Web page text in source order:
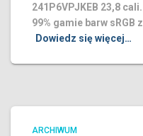
241P6VPJKEB 23,8
99% gamie barw
Dowiedz się więcej…
ARCHIWUM